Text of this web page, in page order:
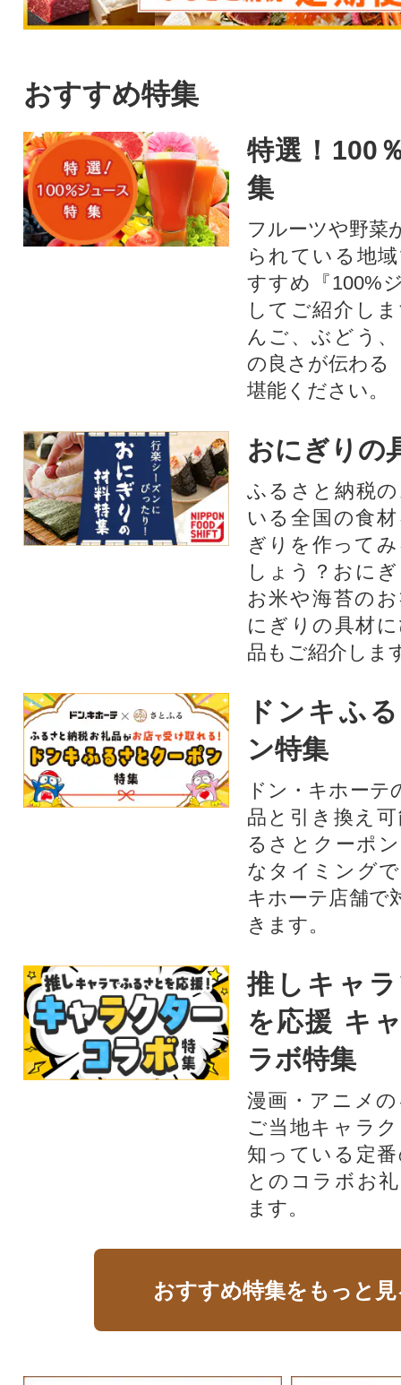
おすすめ特集
特選！100
集
フルーツや野菜
られている地
すすめ『100%
してご紹介し
んご、ぶどう
の良さが伝わる
堪能ください。
おにぎりの
ふるさと納税
いる全国の食
ぎりを作って
しょう？おに
お米や海苔の
にぎりの具材
品もご紹介しま
ドンキふ
ン特集
ドン・キホーテ
品と引き換え
るさとクーポ
なタイミング
キホーテ店舗で
きます。
推しキャ
を応援 キ
ラボ特集
漫画・アニメ
ご当地キャラ
知っている定
とのコラボお
ます。​
おすすめ特集をもっと